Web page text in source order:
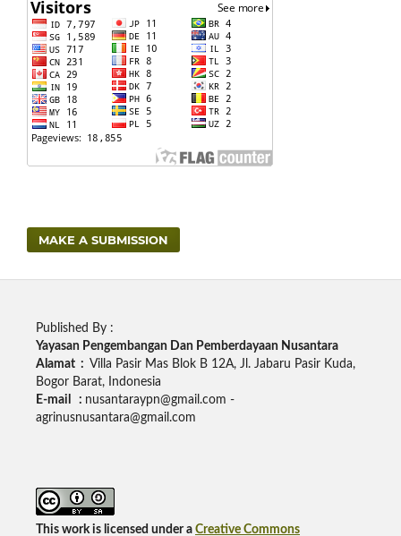
MAKE A SUBMISSION
Published By :
Yayasan Pengembangan Dan Pemberdayaan Nusantara
Alamat : Villa Pasir Mas Blok B 12A, Jl. Jabaru Pasir Kuda,
Bogor Barat, Indonesia
E-mail : nusantaraypn@gmail.com -
agrinusnusantara@gmail.com
This work is licensed under a Creative Commons